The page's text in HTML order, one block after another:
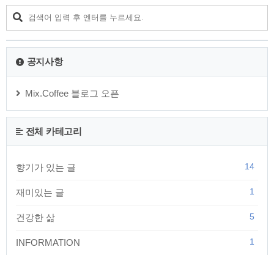
공지사항
Mix.Coffee 블로그 오픈
전체 카테고리
향기가 있는 글 14
재미있는 글 1
건강한 삶 5
INFORMATION 1